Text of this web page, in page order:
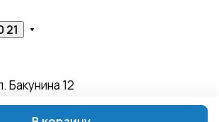
21
Бакунина 12